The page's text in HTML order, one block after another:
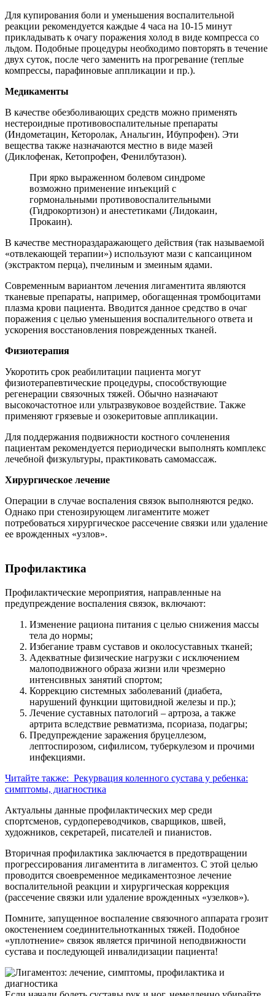
Для купирования боли и уменьшения воспалительной
реакции рекомендуется каждые 4 часа на 10-15 минут
прикладывать к очагу поражения холод в виде компресса со
льдом. Подобные процедуры необходимо повторять в течение
двух суток, после чего заменить на прогревание (теплые
компрессы, парафиновые аппликации и пр.).
Медикаменты
В качестве обезболивающих средств можно применять
нестероидные противовоспалительные препараты
(Индометацин, Кеторолак, Анальгин, Ибупрофен). Эти
вещества также назначаются местно в виде мазей
(Диклофенак, Кетопрофен, Фенилбутазон).
При ярко выраженном болевом синдроме
возможно применение инъекций с
гормональными противовоспалительными
(Гидрокортизон) и анестетиками (Лидокаин,
Прокаин).
В качестве местнораздаражающего действия (так называемой
«отвлекающей терапии») используют мази с капсаицином
(экстрактом перца), пчелиным и змеиным ядами.
Современным вариантом лечения лигаментита являются
тканевые препараты, например, обогащенная тромбоцитами
плазма крови пациента. Вводится данное средство в очаг
поражения с целью уменьшения воспалительного ответа и
ускорения восстановления поврежденных тканей.
Физиотерапия
Укоротить срок реабилитации пациента могут
физиотерапевтические процедуры, способствующие
регенерации связочных тяжей. Обычно назначают
высокочастотное или ультразвуковое воздействие. Также
применяют грязевые и озокеритовые аппликации.
Для поддержания подвижности костного сочленения
пациентам рекомендуется периодически выполнять комплекс
лечебной физкультуры, практиковать самомассаж.
Хирургическое лечение
Операции в случае воспаления связок выполняются редко.
Однако при стенозирующем лигаментите может
потребоваться хирургическое рассечение связки или удаление
ее врожденных «узлов».
Профилактика
Профилактические мероприятия, направленные на
предупреждение воспаления связок, включают:
Изменение рациона питания с целью снижения массы
тела до нормы;
Избегание травм суставов и околосуставных тканей;
Адекватные физические нагрузки с исключением
малоподвижного образа жизни или чрезмерно
интенсивных занятий спортом;
Коррекцию системных заболеваний (диабета,
нарушений функции щитовидной железы и пр.);
Лечение суставных патологий – артроза, а также
артрита вследствие ревматизма, псориаза, подагры;
Предупреждение заражения бруцеллезом,
лептоспирозом, сифилисом, туберкулезом и прочими
инфекциями.
Читайте также: Рекурвация коленного сустава у ребенка:
симптомы, диагностика
Актуальны данные профилактических мер среди
спортсменов, сурдопереводчиков, сварщиков, швей,
художников, секретарей, писателей и пианистов.
Вторичная профилактика заключается в предотвращении
прогрессирования лигаментита в лигаментоз. С этой целью
проводится своевременное медикаментозное лечение
воспалительной реакции и хирургическая коррекция
(рассечение связки или удаление врожденных «узелков»).
Помните, запущенное воспаление связочного аппарата грозит
окостенением соединительнотканных тяжей. Подобное
«уплотнение» связок является причиной неподвижности
сустава и последующей инвалидизации пациента!